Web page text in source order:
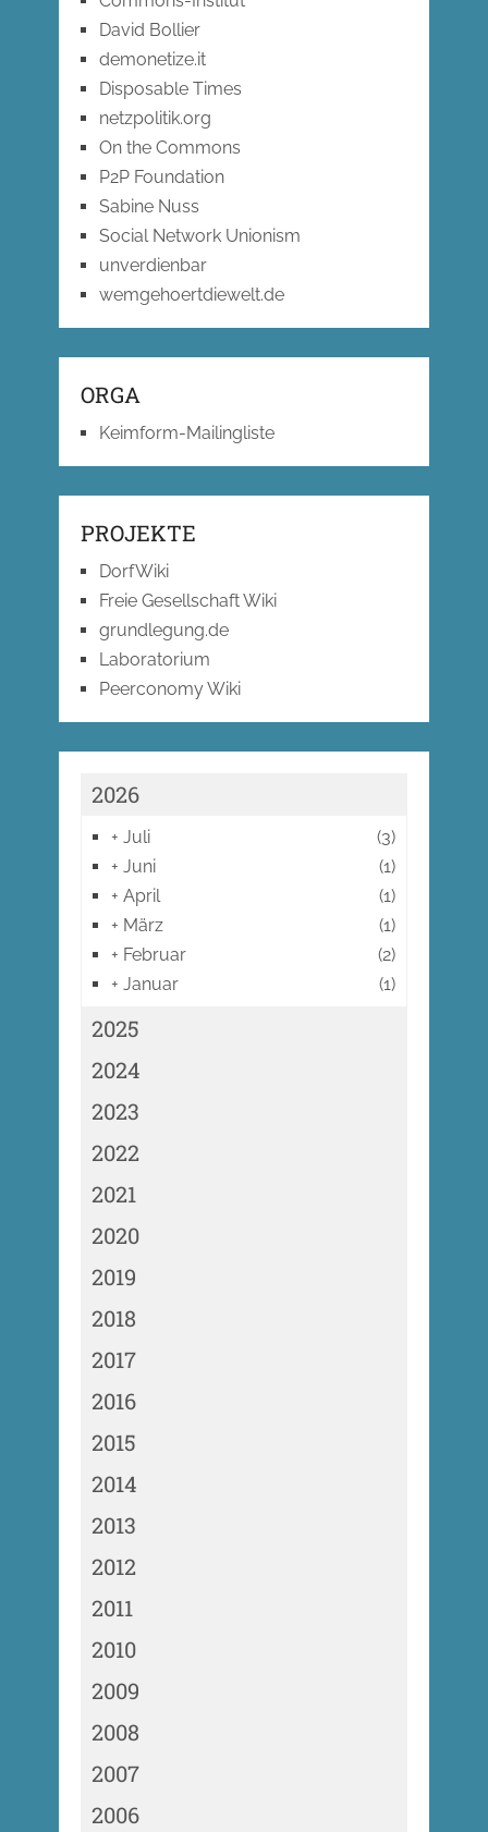
David Bollier
demonetize.it
Disposable Times
netzpolitik.org
On the Commons
P2P Foundation
Sabine Nuss
Social Network Unionism
unverdienbar
wemgehoertdiewelt.de
ORGA
Keimform-Mailingliste
PROJEKTE
DorfWiki
Freie Gesellschaft Wiki
grundlegung.de
Laboratorium
Peerconomy Wiki
2026
+ Juli
(3)
+ Juni
(1)
+ April
(1)
+ März
(1)
+ Februar
(2)
+ Januar (1)
2025
2024
2023
2022
2021
2020
2019
2018
2017
2016
2015
2014
2013
2012
2011
2010
2009
2008
2007
2006